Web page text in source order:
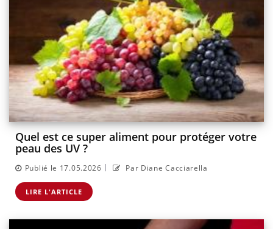
Quel est ce super aliment pour protéger votre
peau des UV ?
Publié le 17.05.2026 | Par Diane Cacciarella
LIRE L'ARTICLE